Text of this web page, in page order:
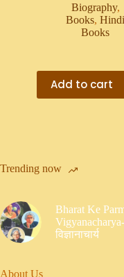
Biography,
Books, Hindi
Books
Add to cart
Trending now
Bharat Ke
विज्ञानाचार्य
About Us